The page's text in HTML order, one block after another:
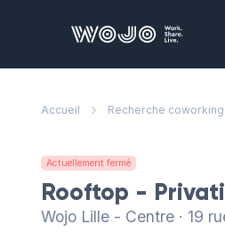
WOJO
Accueil Recherche coworking
Actuellement fermé
Rooftop -
Wojo Lille - Centre · 19